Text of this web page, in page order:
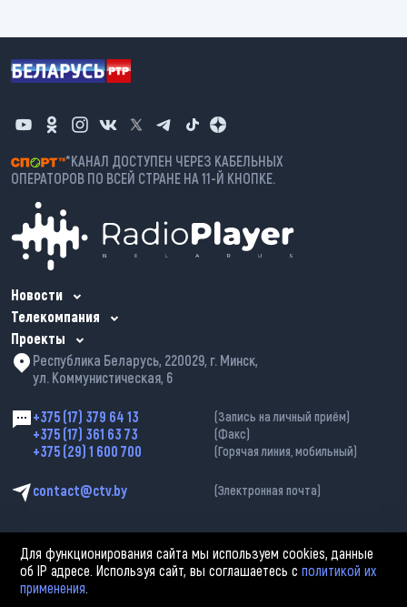
*КАНАЛ ДОСТУПЕН ЧЕРЕЗ КАБЕЛЬНЫХ
ОПЕРАТОРОВ ПО ВСЕЙ СТРАНЕ НА 11-Й КНОПКЕ.
Новости
Телекомпания
Проекты
Республика Беларусь, 220029, г. Минск,
ул. Коммунистическая, 6
+375 (17) 379 64 13 (Запись на личный приём)
+375 (17) 361 63 73 (Факс)
+375 (29) 1 600 700 (Горячая линия, мобильный)
contact@ctv.by (Электронная почта)
2002—2026 © ЗАО «Столичное телевидение». При любом использовании
Для функционирования сайта мы используем cookies, данные
об IP адресе. Используя сайт, вы соглашаетесь сполитикой их
применения.